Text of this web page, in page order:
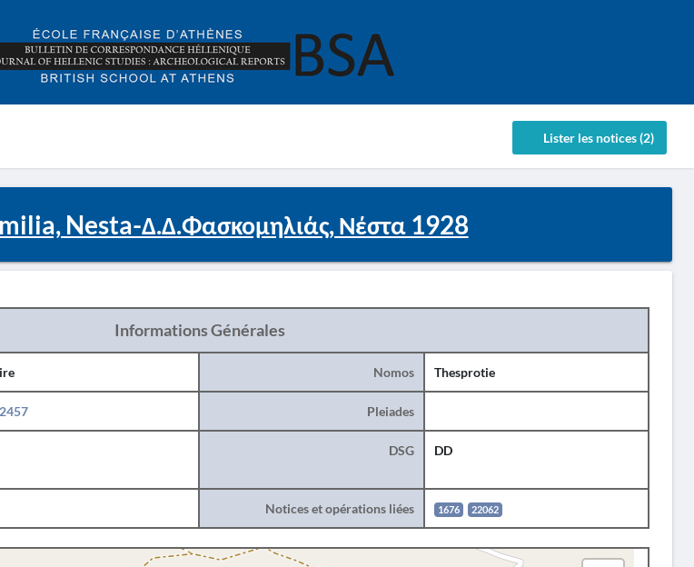
Lister les notices (2)
Nesta-Δ.Δ.Φασκομηλιάς, Νέστα 1928
Informations Générales
Nomos Thesprotie
Pleiades
DSG DD
Notices et opérations liées 1676 22062